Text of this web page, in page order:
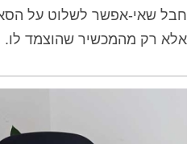
חבל שאי-אפשר לשלוט על
אלא רק מהמכשיר שהוצמד לו.